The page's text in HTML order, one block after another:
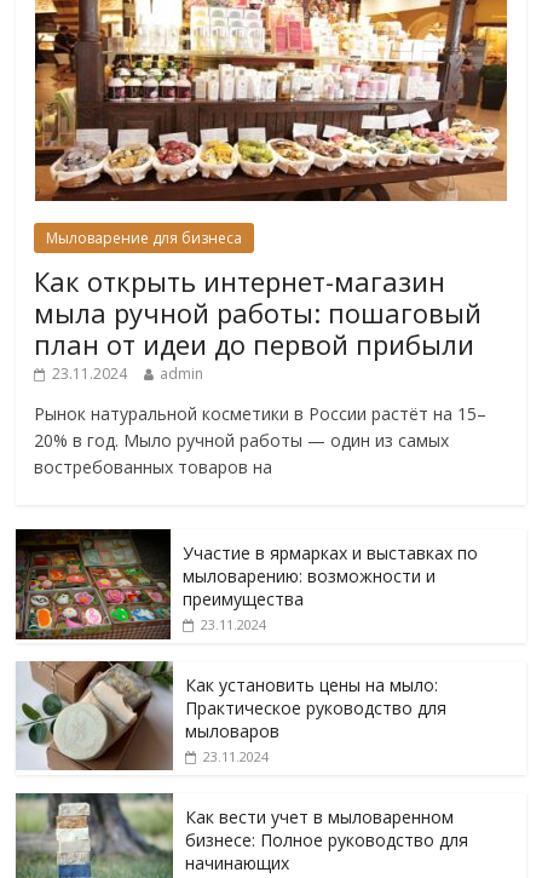
Мыловарение для бизнеса
Как открыть интернет-магазин
мыла ручной работы: пошаговый
план от идеи до первой прибыли
23.11.2024 admin
Рынок натуральной косметики в России растёт на 15–
20% в год. Мыло ручной работы — один из самых
востребованных товаров на
Участие в ярмарках и выставках по
мыловарению: возможности и
преимущества
23.11.2024
Как установить цены на мыло:
Практическое руководство для
мыловаров
23.11.2024
Как вести учет в мыловаренном
бизнесе: Полное руководство для
начинающих